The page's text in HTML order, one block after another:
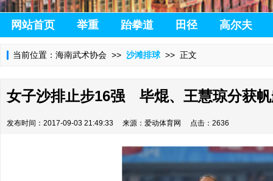
网站首页 举重 跆拳道 田径 高尔夫
当前位置： 海南武术协会 >> 沙滩排球 >> 正文
女子沙排止步16强 毕焜、王慧琼分获
发布时间：2017-09-03 21:49:33 来源：爱动体育网 点击：2636